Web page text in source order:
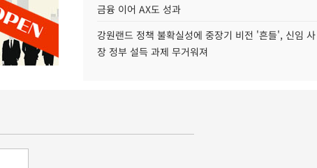
금융 이어 AX도 성과
강원랜드 정책 불확실성에 중장기 비전 '흔들', 신임 사
장 정부 설득 과제 무거워져